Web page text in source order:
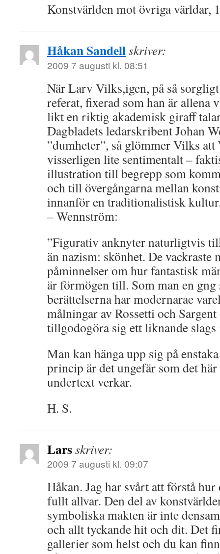
Konstvärlden mot övriga världar,
Håkan Sandellskriver:
2009 7 augusti kl. 08:51
När Larv Vilks,igen, på så
referat, fixerad som han är allena
likt en riktig akademisk giraff
Dagbladets ledarskribent Johan
”dumheter”, så glömmer Vilks att
visserligen lite sentimentalt –
illustration till begrepp som
och till övergångarna mellan
innanför en traditionalistisk
– Wennström:
”Figurativ anknyter naturligtvis
än nazism: skönhet. De vackraste
påminnelser om hur fantastisk
är förmögen till. Som man en
berättelserna har modernarae
målningar av Rossetti och
tillgodogöra sig ett liknande slags
Man kan hänga upp sig på
princip är det ungefär som det
undertext verkar.
H. S.
Larsskriver:
2009 7 augusti kl. 09:07
Håkan. Jag har svårt att förstå hur
fullt allvar. Den del av
symboliska makten är inte
och allt tyckande hit och dit. Det
gallerier som helst och du kan